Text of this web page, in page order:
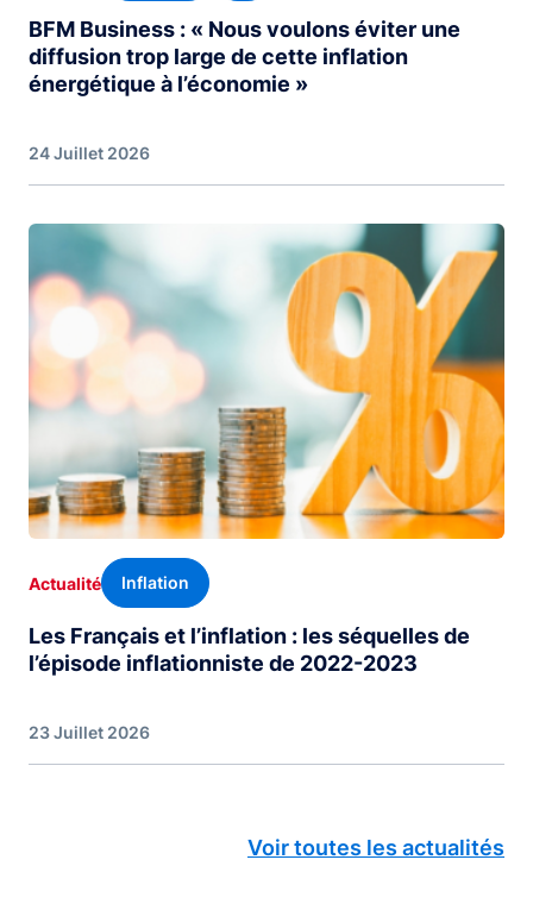
BFM Business : « Nous voulons éviter une
diffusion trop large de cette inflation
énergétique à l’économie »
24 Juillet 2026
Image
Actualité Inflation
Les Français et l’inflation : les séquelles de
l’épisode inflationniste de 2022-2023
23 Juillet 2026
Voir toutes les actualités